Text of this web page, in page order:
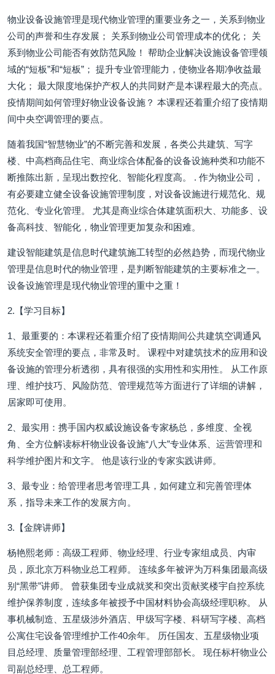
物业设备设施管理是现代物业管理的重要业务之一，关系到物业
公司的声誉和生存发展； 关系到物业公司管理成本的优化； 关
系到物业公司能否有效防范风险！ 帮助企业解决设施设备管理领
域的“短板”和“短板”； 提升专业管理能力，使物业各期净收益最
大化； 最大限度地保护产权人的共同财产是本课程最大的亮点。
疫情期间如何管理好物业设备设施？ 本课程还着重介绍了疫情期
间中央空调管理的要点。
随着我国“智慧物业”的不断完善和发展，各类公共建筑、写字
楼、中高档商品住宅、商业综合体配备的设备设施种类和功能不
断推陈出新，呈现出数控化、智能化程度高。 . 作为物业公司，
有必要建立健全设备设施管理制度，对设备设施进行规范化、规
范化、专业化管理。 尤其是商业综合体建筑面积大、功能多、设
备高科技、智能化，物业管理更加复杂和困难。
建设智能建筑是信息时代建筑施工转型的必然趋势，而现代物业
管理是信息时代的物业管理，是判断智能建筑的主要标准之一。
设备设施管理是现代物业管理的重中之重！
2.【学习目标】
1、最重要的：本课程还着重介绍了疫情期间公共建筑空调通风
系统安全管理的要点，非常及时。 课程中对建筑技术的应用和设
备设施的管理分析透彻，具有很强的实用性和实用性。 从工作原
理、维护技巧、风险防范、管理规范等方面进行了详细的讲解，
居家即可使用。
2、最实用：携手国内权威设施设备专家杨总，多维度、全视
角、全方位解读标杆物业设备设施“八大”专业体系、运营管理和
科学维护图片和文字。 他是该行业的专家实践讲师。
3、最专业：给管理者思考管理工具，如何建立和完善管理体
系，指导未来工作的发展方向。
3.【金牌讲师】
杨艳熙老师：高级工程师、物业经理、行业专家组成员、内审
员，原北京万科物业总工程师。 连续多年被评为万科集团最高级
别“黑带”讲师。 曾获集团专业成就奖和突出贡献奖楼宇自控系统
维护保养制度，连续多年被授予中国材料协会高级经理职称。 从
事机械制造、五星级涉外酒店、甲级写字楼、科研写字楼、高档
公寓住宅设备管理维护工作40余年。 历任国友、五星级物业项
目总经理、质量管理部经理、工程管理部部长。 现任标杆物业公
司副总经理、总工程师。